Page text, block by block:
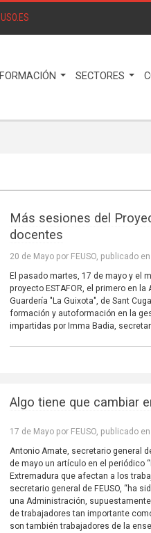
USO.ES
FORMACIÓN SECTORES
Más sesiones del
docentes
20 de Mayo por FEUSO, publicado
El pasado martes, 17 de mayo y el
proyecto ESTAFOR, el primero en
Guardería "La Guixota", de Sant
formación y autoformación en la
impartidas por Imma Badia,
Algo tiene que cambiar
17 de Mayo por FEUSO, publicado
Antonio Amate, secretario general
de mayo un artículo en el periódico
Extremadura que afectan a los
secretario general de FEUSO, “ha
una Administración,
de trabajadores tan importante
son también trabajadores de la